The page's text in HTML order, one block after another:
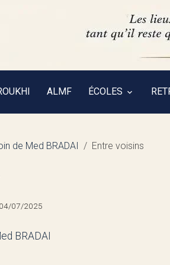
ALMF ÉCOLES
de Med BRADAI Entre voisins
07/2025
BRADAI